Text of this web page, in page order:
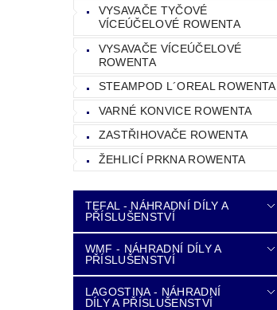
VYSAVAČE TYČOVÉ
VÍCEÚČELOVÉ ROWENTA
VYSAVAČE VÍCEÚČELOVÉ
ROWENTA
STEAMPOD L´OREAL ROWENTA
VARNÉ KONVICE ROWENTA
ZASTŘIHOVAČE ROWENTA
ŽEHLICÍ PRKNA ROWENTA
TEFAL - NÁHRADNÍ DÍLY A
PŘÍSLUŠENSTVÍ
WMF - NÁHRADNÍ DÍLY A
PŘÍSLUŠENSTVÍ
LAGOSTINA - NÁHRADNÍ
DÍLY A PŘÍSLUŠENSTVÍ